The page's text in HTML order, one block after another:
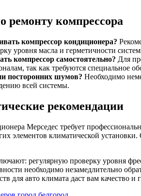
ремонту компрессора
компрессор кондиционера?
уровня масла и герметичности
компрессор самостоятельно? Для
так как требуются специальное
посторонних шумов? Необходимо
всей системы.
рекомендации
Мерседес требует
элементов климатической
регулярную проверку уровня
необходимо незамедлительно
для авто климата даст вам качество и